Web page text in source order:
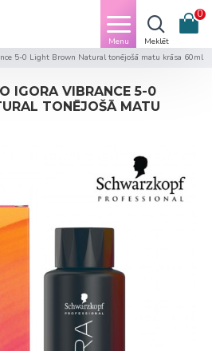
0
5-0 Light Brown Natural tonējošā matu krāsa 60ml
IGORA VIBRANCE 5-0
TONĒJOŠĀ MATU